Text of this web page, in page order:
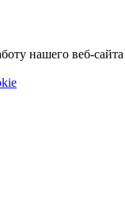
нашего веб-сайта